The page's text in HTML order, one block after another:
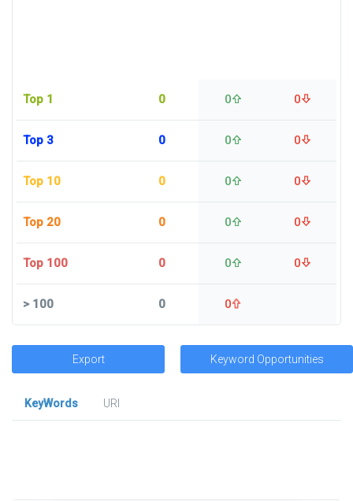
Top 1 0 0 0
Top 3 0 0 0
Top 10 0 0 0
Top 20 0 0 0
Top 100 0 0 0
>100 0 0
Export Keyword Opportunities
KeyWords
URl